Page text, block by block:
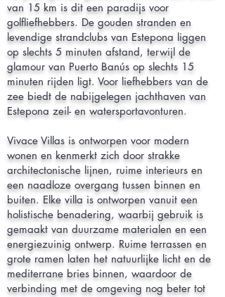
van 15 km is dit een paradijs voor
golfliefhebbers. De gouden stranden en
levendige strandclubs van Estepona liggen
op slechts 5 minuten afstand, terwijl de
glamour van Puerto Banús op slechts 15
minuten rijden ligt. Voor liefhebbers van de
zee biedt de nabijgelegen jachthaven van
Estepona zeil- en watersportavonturen.
Vivace Villas is ontworpen voor modern
wonen en kenmerkt zich door strakke
architectonische lijnen, ruime interieurs en
een naadloze overgang tussen binnen en
buiten. Elke villa is ontworpen vanuit een
holistische benadering, waarbij gebruik is
gemaakt van duurzame materialen en een
energiezuinig ontwerp. Ruime terrassen en
grote ramen laten het natuurlijke licht en de
mediterrane bries binnen, waardoor de
verbinding met de omgeving nog beter tot